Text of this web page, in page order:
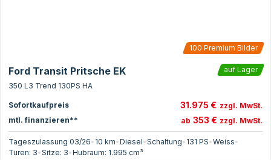
100 Premium Bilder
Ford Transit Pritsche EK
auf Lager
350 L3 Trend 130PS HA
Sofortkaufpreis 31.975 € zzgl. MwSt.
mtl. finanzieren**
ab 353 € zzgl. MwSt.
Tageszulassung 03/26• 10 km•Diesel•Schaltung• 131 PS•Weiss•
Türen: 3•Sitze: 3•Hubraum: 1.995 cm³